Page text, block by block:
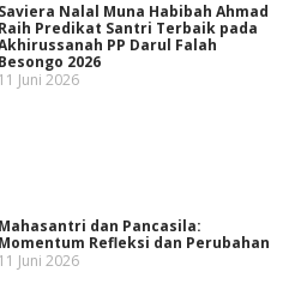
Saviera Nalal Muna Habibah Ahmad
Raih Predikat Santri Terbaik pada
PP Darul Falah
Besongo 2026
11 Juni 2026
Mahasantri dan Pancasila:
Momentum Refleksi dan Perubahan
11 Juni 2026